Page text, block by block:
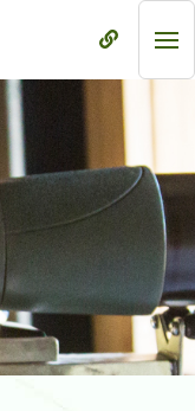
流
流
動